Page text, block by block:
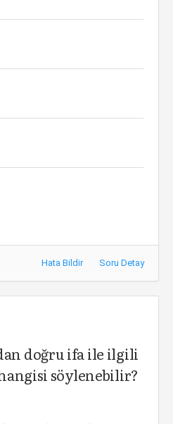
Hata Bildir Soru Detay
doğru ifa ile ilgili
söylenebilir?